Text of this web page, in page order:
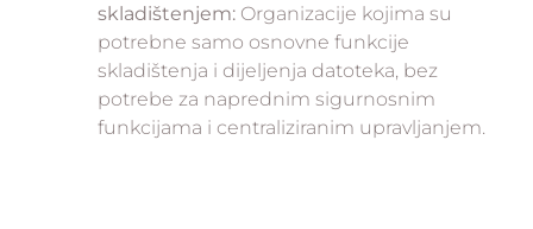
skladištenjem: Organizacije kojima su
potrebne samo osnovne funkcije
skladištenja i dijeljenja datoteka, bez
potrebe za naprednim sigurnosnim
funkcijama i centraliziranim upravljanjem.